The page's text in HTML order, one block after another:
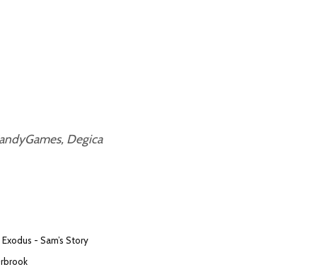
Degica
- Sam’s Story